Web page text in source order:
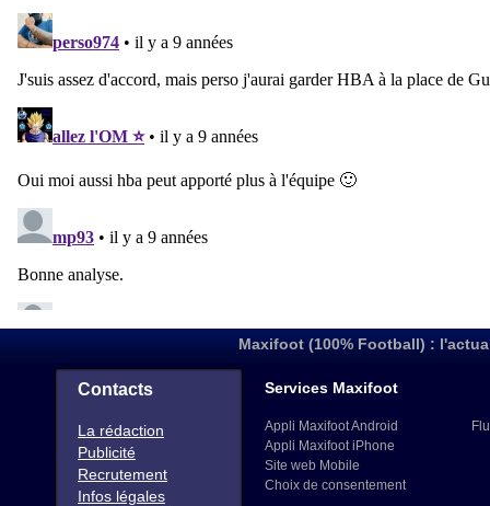
Maxifoot (100% Football) :
Contacts
La rédaction
Publicité
Recrutement
Infos légales
Services Maxifoot
Appli Maxifoot Android
Appli Maxifoot iPhone
Site web Mobile
Choix de consentement